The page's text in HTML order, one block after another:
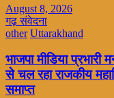
August 8, 2026
गढ़ संवेदना
other Uttarakhand
भाजपा मीडिया
से चल रहा राजकीय
समाप्त